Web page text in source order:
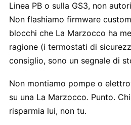
Linea PB o sulla GS3, non
Non flashiamo firmware
blocchi che La Marzocco ha
ragione (i termostati di
consiglio, sono un segnale di
Non montiamo pompe o
su una La Marzocco. Punto.
risparmia lui, non tu.